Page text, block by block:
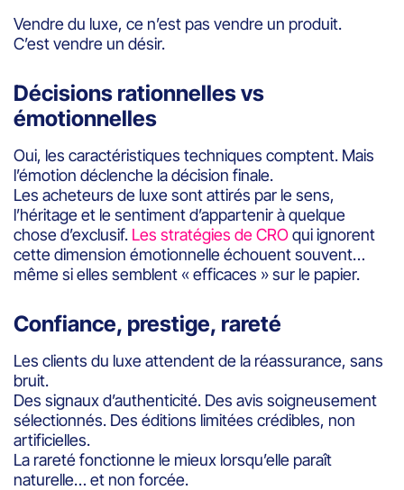
Vendre du luxe, ce n’est pas vendre un produit.
C’est vendre un désir.
Décisions rationnelles vs
émotionnelles
Oui, les caractéristiques techniques comptent. Mais
l’émotion déclenche la décision finale.
Les acheteurs de luxe sont attirés par le sens,
l’héritage et le sentiment d’appartenir à quelque
chose d’exclusif. Les stratégies de CROqui ignorent
cette dimension émotionnelle échouent souvent…
même si elles semblent « efficaces » sur le papier.
Confiance, prestige, rareté
Les clients du luxe attendent de la réassurance, sans
bruit.
Des signaux d’authenticité. Des avis soigneusement
sélectionnés. Des éditions limitées crédibles, non
artificielles.
La rareté fonctionne le mieux lorsqu’elle paraît
naturelle… et non forcée.